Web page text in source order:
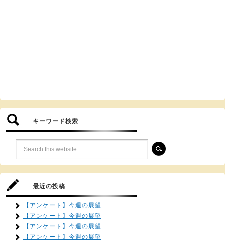
キーワード検索
最近の投稿
【アンケート】今週の展望
【アンケート】今週の展望
【アンケート】今週の展望
【アンケート】今週の展望